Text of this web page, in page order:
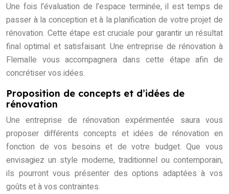
Une fois l’évaluation de l’espace terminée, il est temps de
passer à la conception et à la planification de votre projet de
rénovation. Cette étape est cruciale pour garantir un résultat
final optimal et satisfaisant. Une entreprise de rénovation à
Flemalle vous accompagnera dans cette étape afin de
concrétiser vos idées.
Proposition de concepts et d’idées de
rénovation
Une entreprise de rénovation expérimentée saura vous
proposer différents concepts et idées de rénovation en
fonction de vos besoins et de votre budget. Que vous
envisagiez un style moderne, traditionnel ou contemporain,
ils pourront vous présenter des options adaptées à vos
goûts et à vos contraintes.